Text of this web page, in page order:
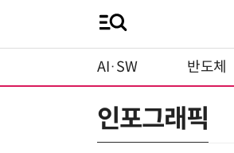
AI·SW 반도체
인포그래픽